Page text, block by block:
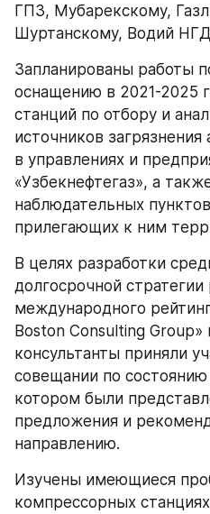
ГПЗ, Мубарекскому,
Шуртанскому, Водий
Запланированы работы
оснащению в 2021-2025
станций по отбору и
источников
в управлениях и
«Узбекнефтегаз», а
наблюдательных
прилегающих к ним
В целях разработки
долгосрочной
международного
Boston Consulting
консультанты приняли
совещании по
котором были
предложения и
направлению.
Изучены имеющиеся
компрессорных